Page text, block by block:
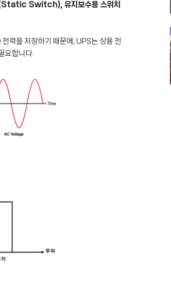
Switch), 유지보수용 스위치
력을 저장하기 때문에, UPS는 상용 전
요합니다.